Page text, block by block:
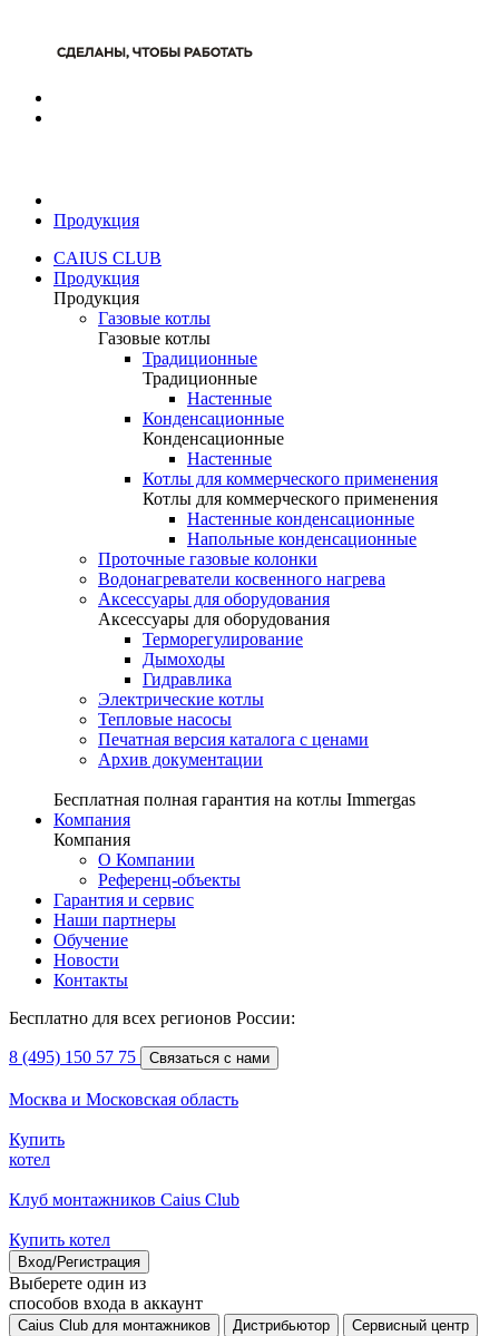
Продукция
CAIUS CLUB
Продукция
Продукция
Газовые котлы
Газовые котлы
Традиционные
Традиционные
Настенные
Конденсационные
Конденсационные
Настенные
Котлы для коммерческого применения
Котлы для коммерческого применения
Настенные конденсационные
Напольные конденсационные
Проточные газовые колонки
Водонагреватели косвенного нагрева
Аксессуары для оборудования
Аксессуары для оборудования
Терморегулирование
Дымоходы
Гидравлика
Электрические котлы
Тепловые насосы
Печатная версия каталога с ценами
Архив документации
Бесплатная полная гарантия на котлы Immergas
Компания
Компания
О Компании
Референц-объекты
Гарантия и сервис
Наши партнеры
Обучение
Новости
Контакты
Бесплатно для всех регионов России:
8 (495) 150 57 75 Связаться с нами
Москва и Московская область
Купить
котел
Клуб монтажников Caius Club
Купить котел
Вход/Регистрация
Выберете один из
способов входа в аккаунт
Caius Club для монтажников Дистрибьютор Сервисный центр